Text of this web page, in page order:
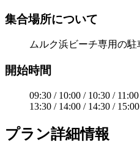
集合場所について
ムルク浜ビーチ専用の駐
開始時間
09:30 / 10:00 / 10:30 /
13:30 / 14:00 / 14:30 /
プラン詳細情報